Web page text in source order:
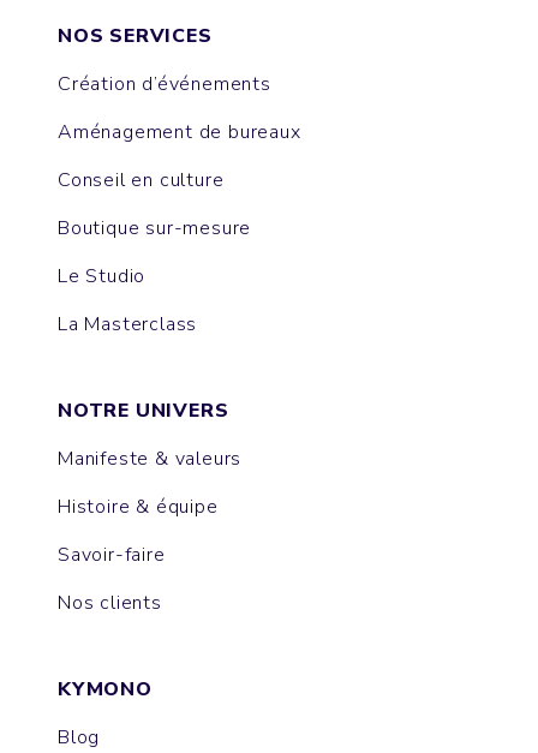
NOS SERVICES
Création d’événements
Aménagement de bureaux
Conseil en culture
Boutique sur-mesure
Le Studio
La Masterclass
NOTRE UNIVERS
Manifeste & valeurs
Histoire & équipe
Savoir-faire
Nos clients
KYMONO
Blog